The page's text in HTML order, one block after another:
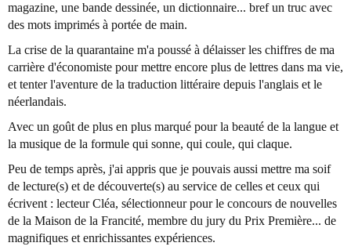
magazine, une bande dessinée, un dictionnaire... bref un truc avec
des mots imprimés à portée de main.
La crise de la quarantaine m'a poussé à délaisser les chiffres de ma
carrière d'économiste pour mettre encore plus de lettres dans ma vie,
et tenter l'aventure de la traduction littéraire depuis l'anglais et le
néerlandais.
Avec un goût de plus en plus marqué pour la beauté de la langue et
la musique de la formule qui sonne, qui coule, qui claque.
Peu de temps après, j'ai appris que je pouvais aussi mettre ma soif
de lecture(s) et de découverte(s) au service de celles et ceux qui
écrivent : lecteur Cléa, sélectionneur pour le concours de nouvelles
de la Maison de la Francité, membre du jury du Prix Première... de
magnifiques et enrichissantes expériences.